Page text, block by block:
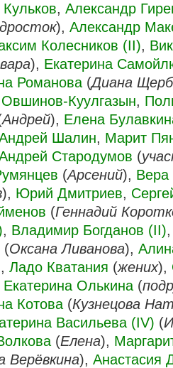
, Александр
), Александр
Колесников (II),
), Екатерина
Романова (Диана
Куулгазын,
Андрей), Елена
Шалин, Марит
Стародумов (
(Арсений), Вера
), Юрий Дмитриев,
(Геннадий
, Владимир Богданов (II)
(Оксана Ливанова),
, Ладо Кватания (жених),
Екатерина Олькина (
Котова (Кузнецова
Васильева (IV) (
(Елена),
Верёвкина), Анастасия